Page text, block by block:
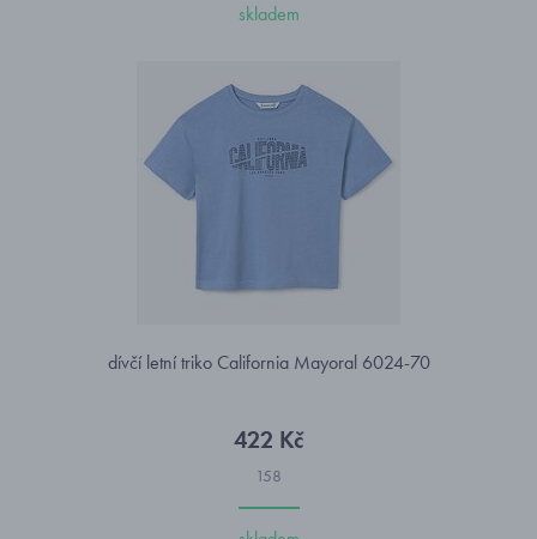
skladem
dívčí letní triko California Mayoral 6024-70
422 Kč
158